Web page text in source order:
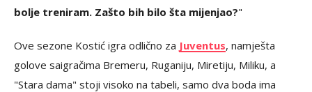
bolje treniram. Zašto bih bilo šta mijenjao?"
Ove sezone Kostić igra odlično za Juventus, namješta
golove saigračima Bremeru, Ruganiju, Miretiju, Miliku, a
"Stara dama" stoji visoko na tabeli, samo dva boda ima